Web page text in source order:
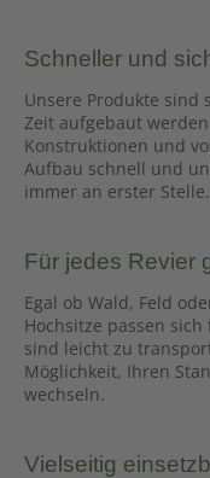
Schneller und
Unsere Produkte sind
Zeit aufgebaut
Konstruktionen und
Aufbau schnell und
immer an erster Stelle.
Für jedes Revier
Egal ob Wald, Feld
Hochsitze passen
sind leicht zu
Möglichkeit, Ihren
wechseln.
Vielseitig